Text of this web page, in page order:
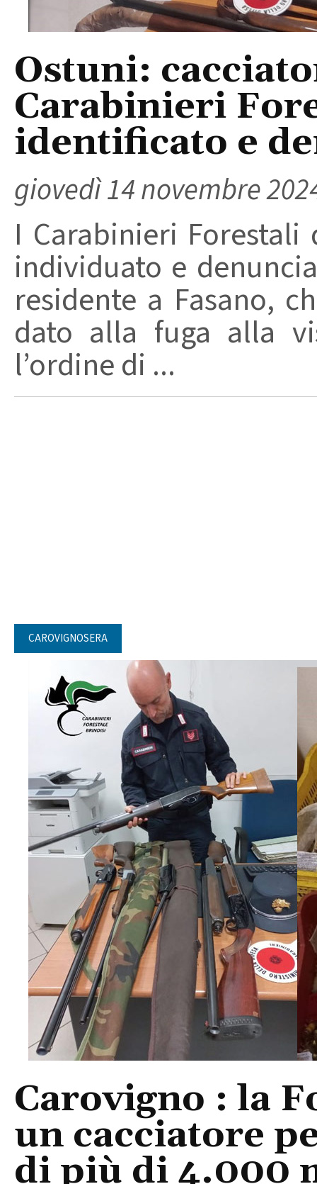
Ostuni:
Carabinieri
identificato e
giovedì 14 novembre
I Carabinieri
individuato e
residente a Fasano,
dato alla fuga alla
l’ordine di ...
CAROVIGNOSERA
Carovigno : la
un cacciatore
di più di 4.000